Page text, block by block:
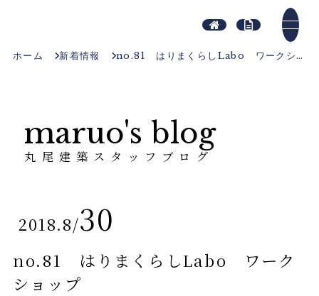
ホーム 新着情報 no.81 はりまくらしLabo ワークショップ
maruo's blog
丸尾建築スタッフブログ
2018.8/30
no.81 はりまくらしLabo ワーク
ショップ